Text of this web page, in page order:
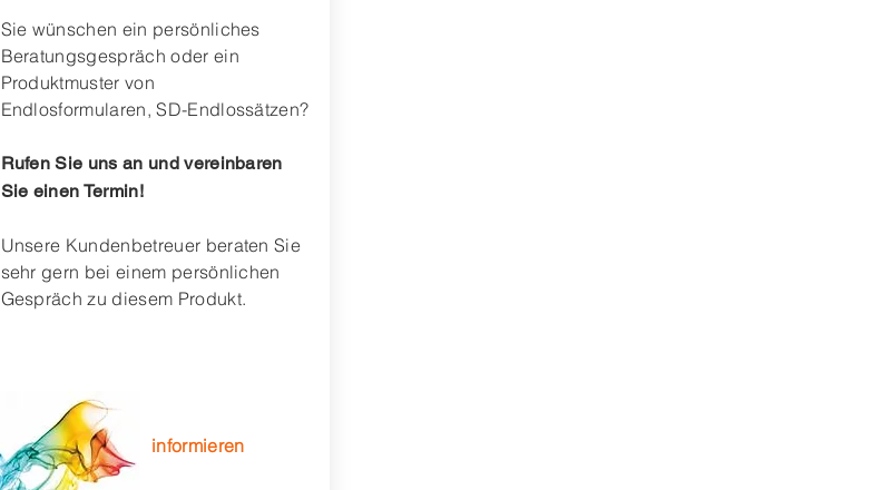
informieren
Sie wünschen ein persönliches
Beratungsgespräch oder ein
Produktmuster von
Endlosformularen, SD-Endlossätzen?
Rufen Sie uns an und vereinbaren
Sie einen Termin!
Unsere Kundenbetreuer beraten Sie
sehr gern bei einem persönlichen
Gespräch zu diesem Produkt.